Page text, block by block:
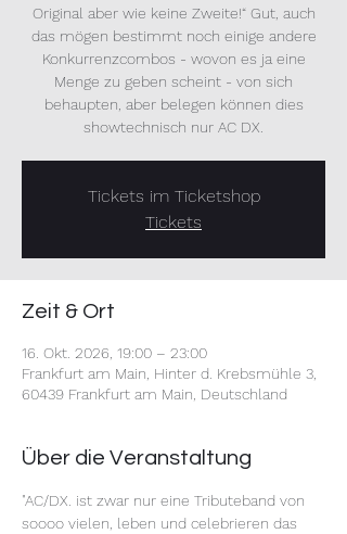
Original aber wie keine Zweite!“ Gut, auch
das mögen bestimmt noch einige andere
Konkurrenzcombos - wovon es ja eine
Menge zu geben scheint - von sich
behaupten, aber belegen können dies
showtechnisch nur AC DX.
Tickets im Ticketshop
Tickets
Zeit & Ort
16. Okt. 2026, 19:00 – 23:00
Frankfurt am Main, Hinter d. Krebsmühle 3,
60439 Frankfurt am Main, Deutschland
Über die Veranstaltung
"AC/DX. ist zwar nur eine Tributeband von
soooo vielen, leben und celebrieren das